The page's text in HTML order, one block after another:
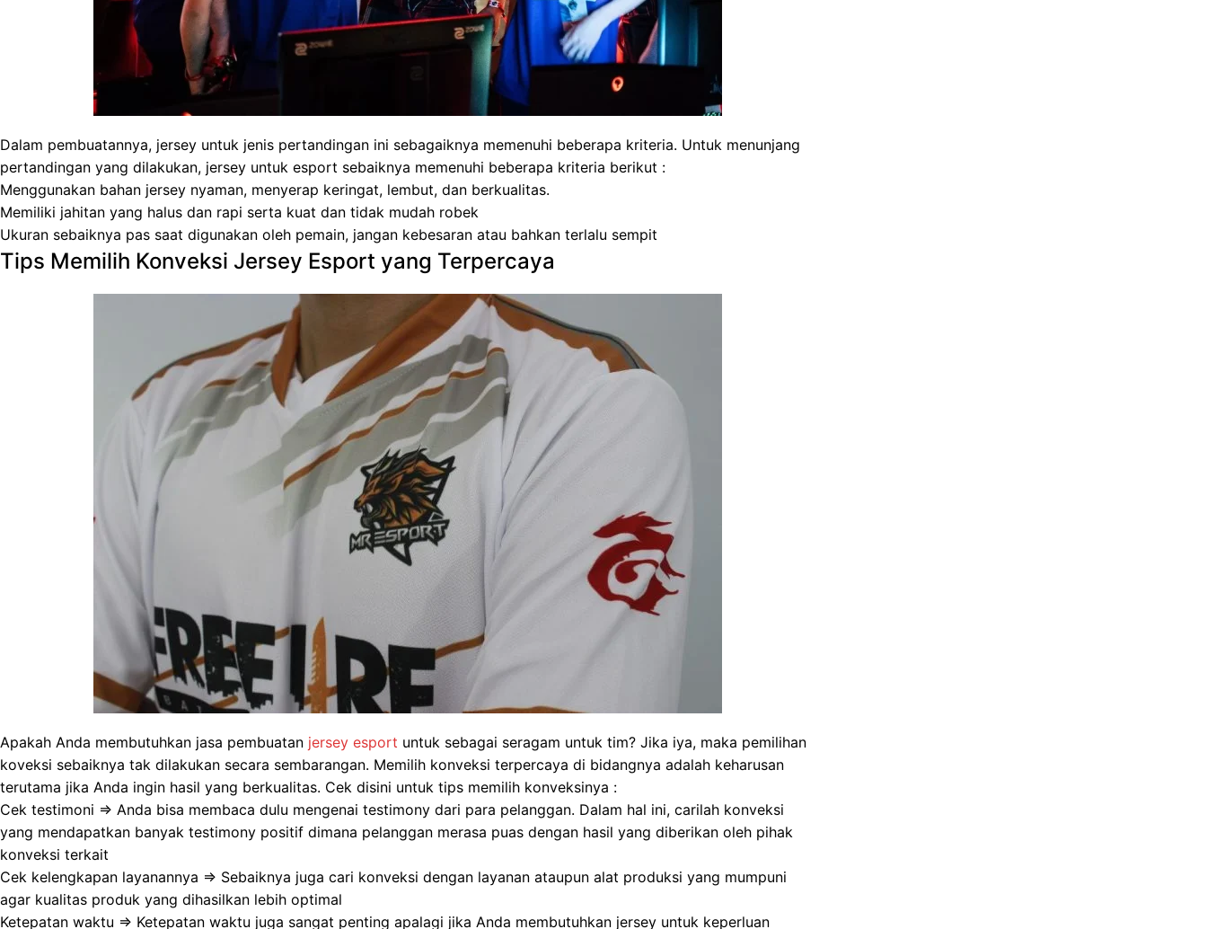
Dalam pembuatannya, jersey untuk jenis pertandingan ini sebagaiknya memenuhi beberapa kriteria. Untuk menunjang
pertandingan yang dilakukan, jersey untuk esport sebaiknya memenuhi beberapa kriteria berikut :
Menggunakan bahan jersey nyaman, menyerap keringat, lembut, dan berkualitas.
Memiliki jahitan yang halus dan rapi serta kuat dan tidak mudah robek
Ukuran sebaiknya pas saat digunakan oleh pemain, jangan kebesaran atau bahkan terlalu sempit
Tips Memilih Konveksi Jersey Esport yang Terpercaya
Apakah Anda membutuhkan jasa pembuatan jersey esport untuk sebagai seragam untuk tim? Jika iya, maka pemilihan
koveksi sebaiknya tak dilakukan secara sembarangan. Memilih konveksi terpercaya di bidangnya adalah keharusan
terutama jika Anda ingin hasil yang berkualitas. Cek disini untuk tips memilih konveksinya :
Cek testimoni => Anda bisa membaca dulu mengenai testimony dari para pelanggan. Dalam hal ini, carilah konveksi
yang mendapatkan banyak testimony positif dimana pelanggan merasa puas dengan hasil yang diberikan oleh pihak
konveksi terkait
Cek kelengkapan layanannya => Sebaiknya juga cari konveksi dengan layanan ataupun alat produksi yang mumpuni
agar kualitas produk yang dihasilkan lebih optimal
Ketepatan waktu => Ketepatan waktu juga sangat penting apalagi jika Anda membutuhkan jersey untuk keperluan